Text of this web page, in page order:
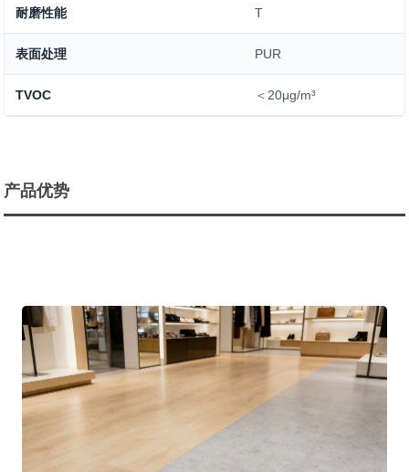
耐磨性能 T
表面处理 PUR
TVOC ＜20μg/m³
产品优势